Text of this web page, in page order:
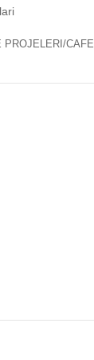
PROJELERI/CAFE